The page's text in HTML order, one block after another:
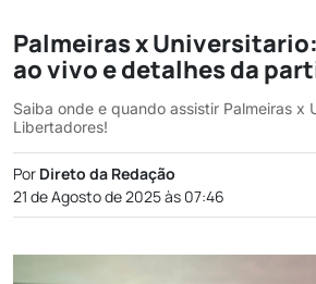
Palmeiras x
ao vivo e detalhes da
Saiba onde e quando assistir Palmeiras x
Libertadores!
Por Direto da Redação
21 de Agosto de 2025 às 07:46